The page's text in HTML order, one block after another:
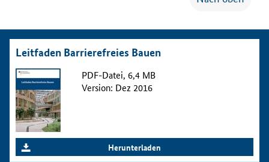
Leitfaden Barrierefreies Bauen
PDF-Datei, 6,4 MB
Version: Dez 2016
Herunterladen